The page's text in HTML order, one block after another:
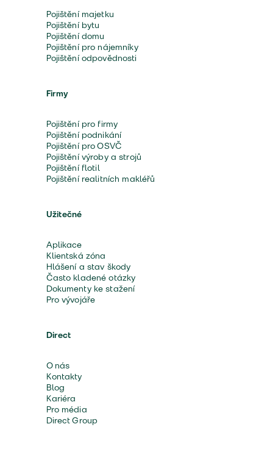
Pojištění majetku
Pojištění bytu
Pojištění domu
Pojištění pro nájemníky
Pojištění odpovědnosti
Firmy
Pojištění pro firmy
Pojištění podnikání
Pojištění pro OSVČ
Pojištění výroby a strojů
Pojištění flotil
Pojištění realitních makléřů
Užitečné
Aplikace
Klientská zóna
Hlášení a stav škody
Často kladené otázky
Dokumenty ke stažení
Pro vývojáře
Direct
O nás
Kontakty
Blog
Kariéra
Pro média
Direct Group